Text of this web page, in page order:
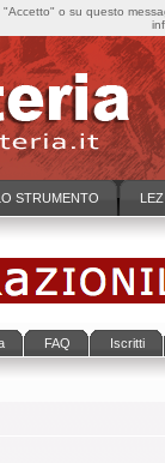
STRUMENTO
FAQ Iscritti
o su questo